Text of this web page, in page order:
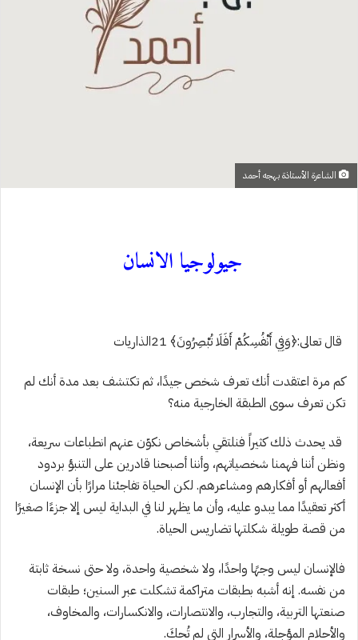
الشاعرة الأستاذة بهجه أحمد
جيولوجيا الانسان
قال تعالى:﴿وَفِي أَنْفُسِكُمْ أَفَلَا تُبْصِرُونَ﴾ 21الذاريات
كم مرة اعتقدت أنك تعرف شخص جيدًا، ثم تكتشف بعد مدة أنك لم
تكن تعرف سوى الطبقة الخارجية منه؟
قد يحدث ذلك كثيراً فنلتقي بأشخاص نكوّن عنهم انطباعات سريعة،
ونظن أننا فهمنا شخصياتهم، وأننا أصبحنا قادرين على التنبؤ بردود
أفعالهم أو أفكارهم ومشاعرهم. لكن الحياة تفاجئنا مرارًا بأن الإنسان
أكثر تعقيدًا مما يبدو عليه، وأن ما يظهر لنا في البداية ليس إلا جزءًا صغيرًا
من قصة طويلة شكلتها تضاريس الحياة.
فالإنسان ليس وجهًا واحدًا، ولا شخصية واحدة، ولا حتى نسخة ثابتة
من نفسه. إنه أشبه بطبقات متراكمة تشكلت عبر السنين؛ طبقات
صنعتها التربية، والتجارب، والانتصارات، والانكسارات، والمخاوف،
والأحلام المؤجلة، والأسرار التي لم تُحكَ.